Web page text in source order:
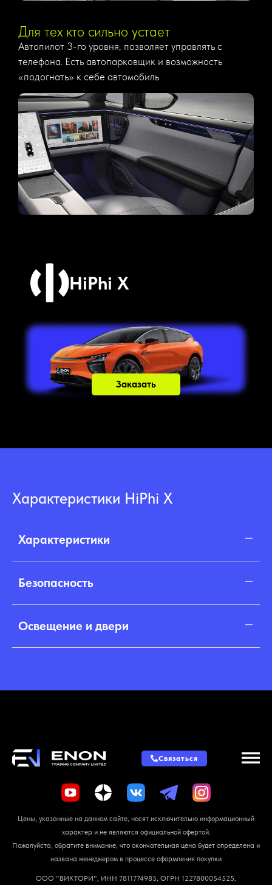
Для тех кто сильно устает
Автопилот 3-го уровня, позволяет управлять с
телефона. Есть автопарковщик и возможность
«подогнать» к себе автомобиль
HiPhi X
Заказать
Характеристики HiPhi X
Характеристики
Безопасность
Освещение и двери
Связаться
Цены, указанные на данном сайте, носят исключительно информационный
характер и не являются официальной офертой.
Пожалуйста, обратите внимание, что окончательная цена будет определена и
названа менеджером в процессе оформления покупки
ООО "ВИКТОРИ", ИНН 7811774985, ОГРН 1227800054525,